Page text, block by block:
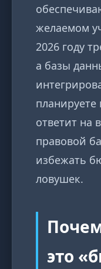
желаемом
2026 году
а базы
планируете
ответит на
правовой
избежать
ловушек.
это